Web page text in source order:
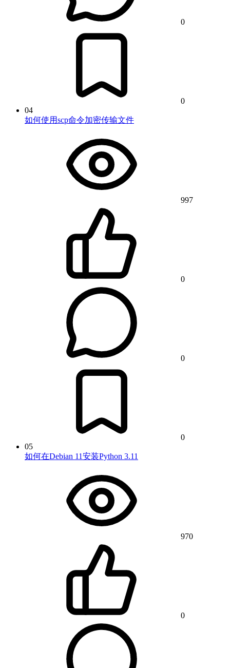
0
0
04
如何使用scp命令加密传输文件
997
0
0
0
05
如何在Debian 11安装Python 3.11
970
0